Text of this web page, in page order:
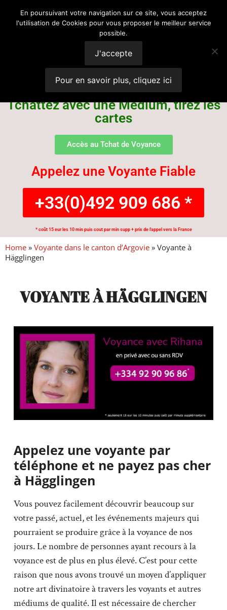
Voyance
Suisse
Tchattez avec une Médium, tirez les
cartes
Accès au Tchat de Voyance
Appelez une Voyante Fiable
+33(0)492 909 686 *
* coût 15 eur les 10 min puis cout par min supp + prix de l'appel vers la France
Home » Voyante dans le canton d’Argovie » Voyante à
Hägglingen
VOYANTE À HÄGGLINGEN
Appelez une voyante par
téléphone et ne payez pas cher
à Hägglingen
Vous pouvez facilement découvrir beaucoup sur
votre passé, actuel, et les événements majeurs qui
pourraient se produire grâce à la voyance de nos
jours. Le nombre de personnes ayant recours à la
voyance est de plus en plus élevé. C’est pour cette
raison que nous avons trouvé un moyen d’appliquer
notre art divinatoire à travers les voyants et autres
médiums de qualité. Il est nécessaire de chercher
En poursuivant votre navigation sur ce site, vous acceptez
l'utilisation de Cookies pour vous proposer le meilleur service
possible.
J'accepte
Pour en savoir plus, cliquez ici